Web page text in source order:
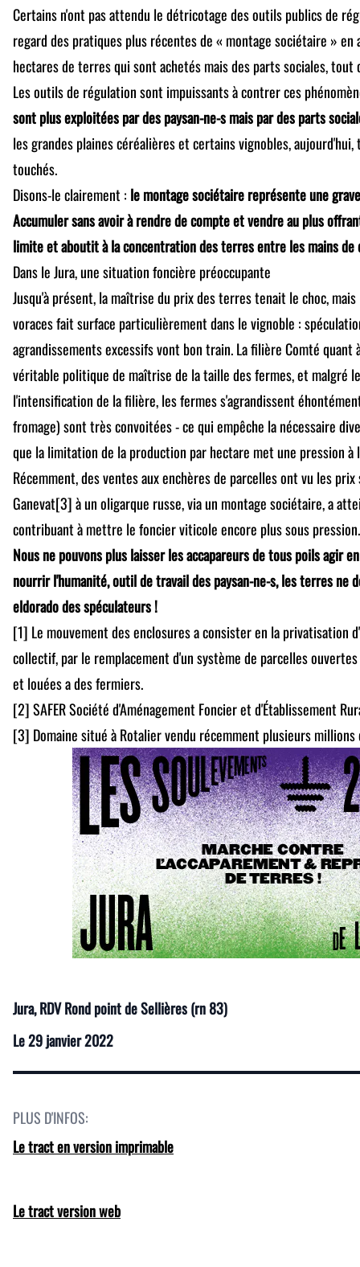
Jura, RDV Rond point de Sellières (rn 83)
Le29 janvier 2022
PLUS D'INFOS:
Le tract en version imprimable
Le tract version web
Certains n'ont pas attendu le détricotage des outils publics de
regard des pratiques plus récentes de « montage sociétaire »
hectares de terres qui sont achetés mais des parts sociales, tout
Les outils de régulation sont impuissants à contrer ces
sont plus exploitées par des paysan-ne-s mais par des parts
les grandes plaines céréalières et certains vignobles,
touchés.
Disons-le clairement : le montage sociétaire représente une
Accumuler sans avoir à rendre de compte et vendre au plus
limite et aboutit à la concentration des terres entre les mains de
Dans le Jura, une situation foncière préoccupante
Jusqu'à présent, la maîtrise du prix des terres tenait le choc,
voraces fait surface particulièrement dans le vignoble :
agrandissements excessifs vont bon train. La filière Comté quant
véritable politique de maîtrise de la taille des fermes, et malgré
l'intensification de la filière, les fermes s'agrandissent
fromage) sont très convoitées - ce qui empêche la nécessaire
que la limitation de la production par hectare met une pression
Récemment, des ventes aux enchères de parcelles ont vu les
Ganevat[3] à un oligarque russe, via un montage sociétaire, a
contribuant à mettre le foncier viticole encore plus sous pression.
Nous ne pouvons plus laisser les accapareurs de tous poils agir
nourrir l'humanité, outil de travail des paysan-ne-s, les terres ne
eldorado des spéculateurs !
[1] Le mouvement des enclosures a consister en la privatisation
collectif, par le remplacement d'un système de parcelles
et louées a des fermiers.
[2] SAFER Société d'Aménagement Foncier et d'Établissement
[3] Domaine situé à Rotalier vendu récemment plusieurs millions